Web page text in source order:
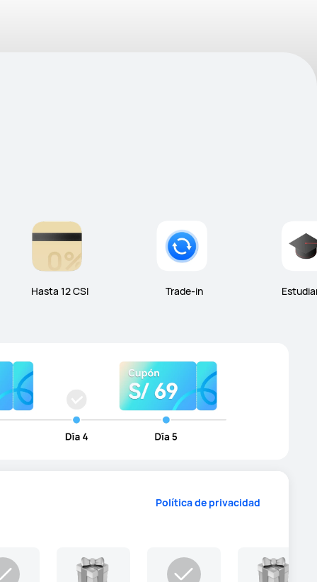
Hasta 12 CSI Trade-in
Política de privacidad